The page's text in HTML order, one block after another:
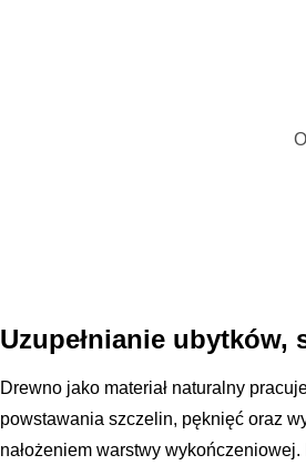
Uzupełnianie ubytków,
Drewno jako materiał naturalny
powstawania szczelin, pęknięć oraz
nałożeniem warstwy